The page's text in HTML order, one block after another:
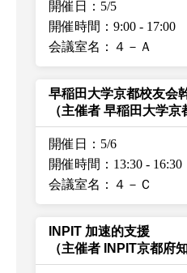
開催日：5/5
開催時間：9:00 - 17:00
会議室名：４－Ａ
早稲田大学京都校友会
（主催者 早稲田大学京
開催日：5/6
開催時間：13:30 - 16:30
会議室名：４－Ｃ
INPIT 加速的支援
（主催者 INPIT京都府